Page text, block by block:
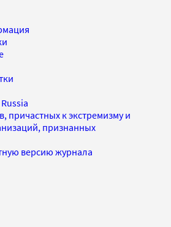
причастных к экстремизму и
признанных
версию журнала